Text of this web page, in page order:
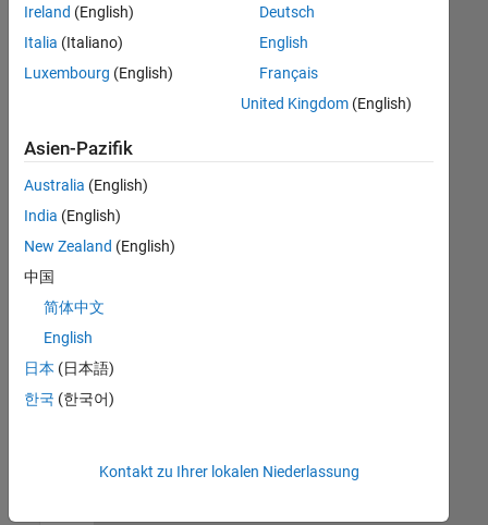
oder
alle
Stellenangebote
anzeigen .
noch
keine
offenen
Stellen
können,
die
Ihren
entsprechen,
werden
unseres
Ireland (English)
Italia (Italiano)
Luxembourg (English)
Deutsch
English
Français
United Kingdom(English)
Asien-Pazifik
Australia (English)
India (English)
New Zealand (English)
中国
简体中文
English
日本 (日本語)
한국 (한국어)
Kontakt zu Ihrer lokalen Niederlassung